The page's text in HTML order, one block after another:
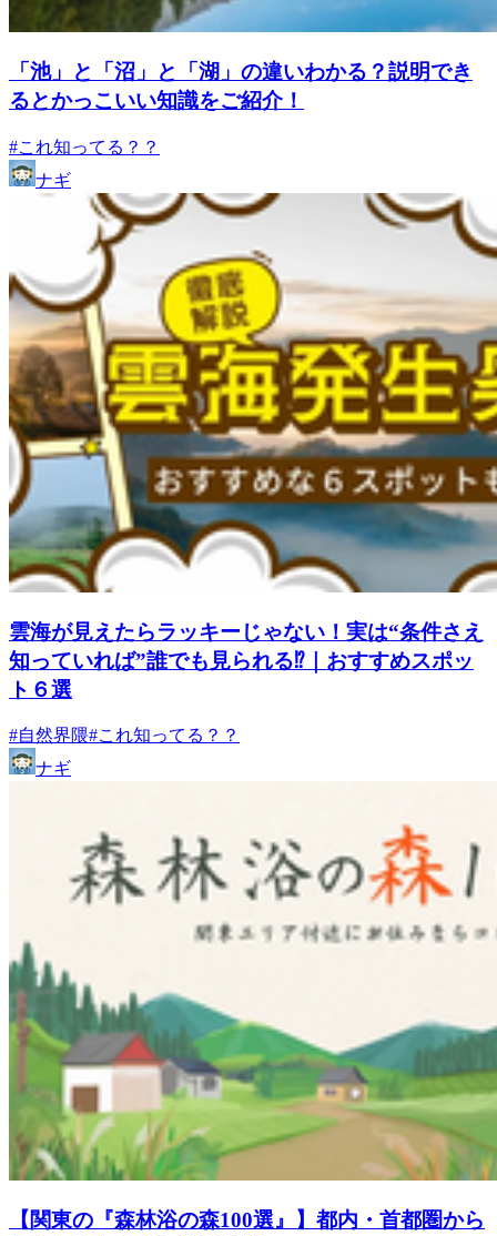
「池」と「沼」と「湖」の違いわかる？説明でき
るとかっこいい知識をご紹介！
#これ知ってる？？
ナギ
雲海が見えたらラッキーじゃない！実は“条件さえ
知っていれば”誰でも見られる⁉｜おすすめスポッ
ト６選
#自然界隈#これ知ってる？？
ナギ
【関東の『森林浴の森100選』】都内・首都圏から